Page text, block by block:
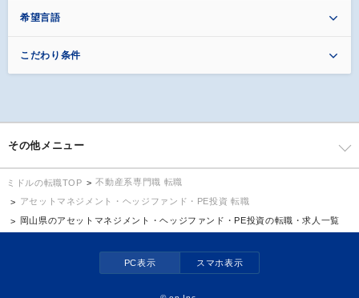
希望言語
こだわり条件
その他メニュー
ミドルの転職TOP
不動産系専門職 転職
アセットマネジメント・ヘッジファンド・PE投資 転職
岡山県のアセットマネジメント・ヘッジファンド・PE投資の転職・求人一覧
PC表示 スマホ表示